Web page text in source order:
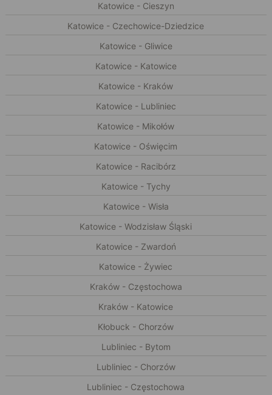
Katowice - Cieszyn
Katowice - Czechowice-Dziedzice
Katowice - Gliwice
Katowice - Katowice
Katowice - Kraków
Katowice - Lubliniec
Katowice - Mikołów
Katowice - Oświęcim
Katowice - Racibórz
Katowice - Tychy
Katowice - Wisła
Katowice - Wodzisław Śląski
Katowice - Zwardoń
Katowice - Żywiec
Kraków - Częstochowa
Kraków - Katowice
Kłobuck - Chorzów
Lubliniec - Bytom
Lubliniec - Chorzów
Lubliniec - Częstochowa